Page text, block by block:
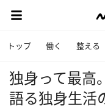
トップ 働く 整える
独身って最高
語る独身生活